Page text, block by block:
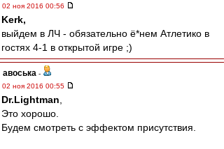
02 ноя 2016 00:56
Kerk,
выйдем в ЛЧ - обязательно ё*нем Атлетико в
гостях 4-1 в открытой игре ;)
авоська -
02 ноя 2016 00:55
Dr.Lightman
Это хорошо.
Будем смотреть с эффектом присутствия.